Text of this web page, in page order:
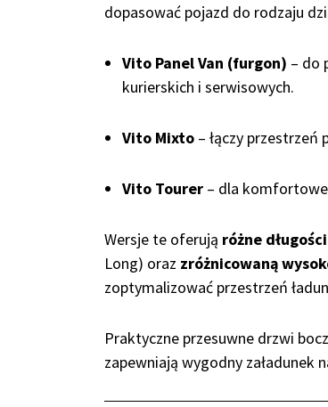
dopasować pojazd do rodzaju
Vito Panel Van (furgon) – do
kurierskich i serwisowych.
Vito Mixto – łączy przestrzeń
Vito Tourer – dla
Wersje te oferują różne
Long) oraz zróżnicowaną
zoptymalizować przestrzeń
Praktyczne przesuwne drzwi
zapewniają wygodny załadunek